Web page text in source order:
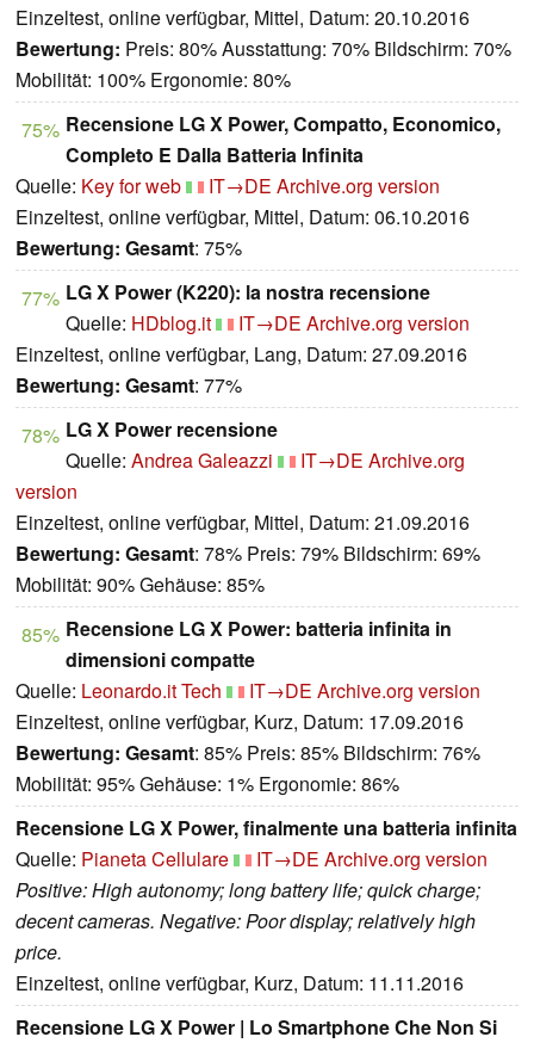
Einzeltest, online verfügbar, Mittel, Datum: 20.10.2016
Bewertung: Preis: 80% Ausstattung: 70% Bildschirm: 70%
Mobilität: 100% Ergonomie: 80%
75% Recensione LG X Power, Compatto, Economico,
Completo E Dalla Batteria Infinita
Quelle: Key for web IT→DE Archive.org version
Einzeltest, online verfügbar, Mittel, Datum: 06.10.2016
Bewertung: Gesamt: 75%
77% LG X Power (K220): la nostra recensione
Quelle: HDblog.it IT→DE Archive.org version
Einzeltest, online verfügbar, Lang, Datum: 27.09.2016
Bewertung: Gesamt: 77%
78% LG X Power recensione
Quelle: Andrea Galeazzi IT→DE Archive.org
version
Einzeltest, online verfügbar, Mittel, Datum: 21.09.2016
Bewertung: Gesamt: 78% Preis: 79% Bildschirm: 69%
Mobilität: 90% Gehäuse: 85%
85% Recensione LG X Power: batteria infinita in
dimensioni compatte
Quelle: Leonardo.it Tech IT→DE Archive.org version
Einzeltest, online verfügbar, Kurz, Datum: 17.09.2016
Bewertung: Gesamt: 85% Preis: 85% Bildschirm: 76%
Mobilität: 95% Gehäuse: 1% Ergonomie: 86%
Recensione LG X Power, finalmente una batteria infinita
Quelle: Pianeta Cellulare IT→DE Archive.org version
Positive: High autonomy; long battery life; quick charge;
decent cameras. Negative: Poor display; relatively high
price.
Einzeltest, online verfügbar, Kurz, Datum: 11.11.2016
Recensione LG X Power | Lo Smartphone Che Non Si